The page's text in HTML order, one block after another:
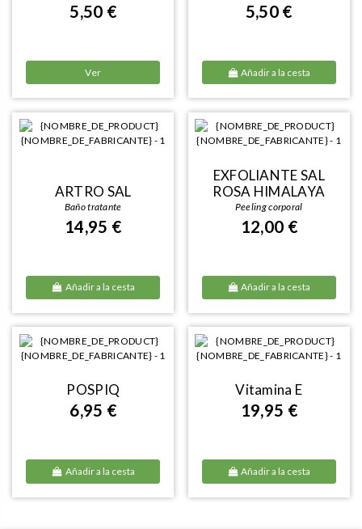
5,50 €
Ver
5,50 €
Añadir a la cesta
ARTRO SAL
Baño tratante
14,95 €
Añadir a la cesta
EXFOLIANTE SAL
ROSA HIMALAYA
Peeling corporal
12,00 €
Añadir a la cesta
POSPIQ
6,95 €
Añadir a la cesta
Vitamina E
19,95 €
Añadir a la cesta